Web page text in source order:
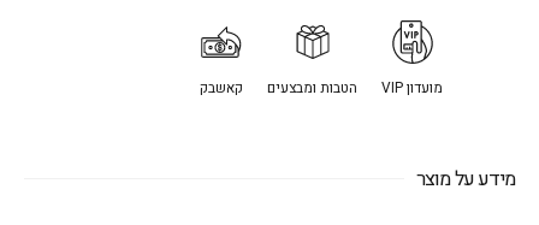
מועדון VIP הטבות ומבצעים קאשבק
מידע על מוצר